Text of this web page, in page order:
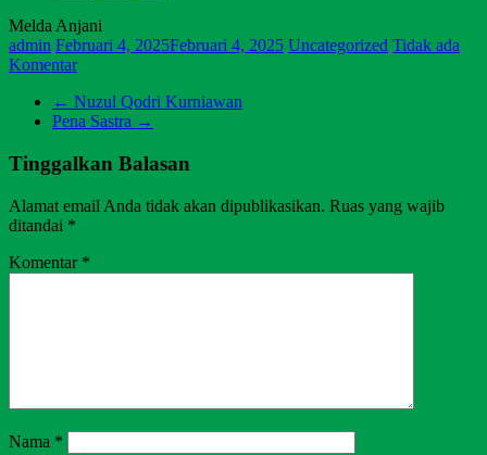
Melda Anjani
admin Februari 4, 2025Februari 4, 2025 Uncategorized Tidak ada
Komentar
← Nuzul Qodri Kurniawan
Pena Sastra →
Tinggalkan Balasan
Alamat email Anda tidak akan dipublikasikan. Ruas yang wajib
ditandai *
Komentar *
Nama *